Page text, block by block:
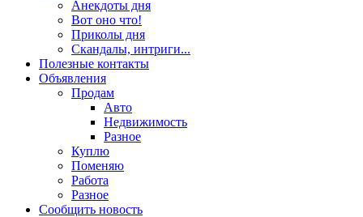
Анекдоты дня
Вот оно что!
Приколы дня
Скандалы, интриги...
Полезные контакты
Объявления
Продам
Авто
Недвижимость
Разное
Куплю
Поменяю
Работа
Разное
Сообщить новость